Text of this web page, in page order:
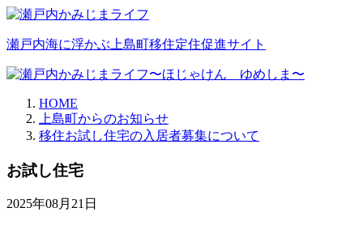
瀬戸内海に浮かぶ上島町移住定住促進サイト
HOME
上島町からのお知らせ
移住お試し住宅の入居者募集について
お試し住宅
2025年08月21日